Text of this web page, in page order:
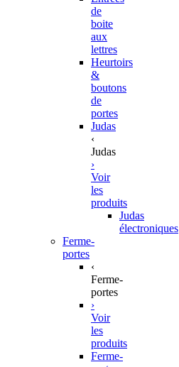
de
boite
aux
lettres
Heurtoirs
&
boutons
de
portes
Judas
‹
Judas
›
Voir
les
produits
Judas
électroniques
Ferme-
portes
‹
Ferme-
portes
›
Voir
les
produits
Ferme-